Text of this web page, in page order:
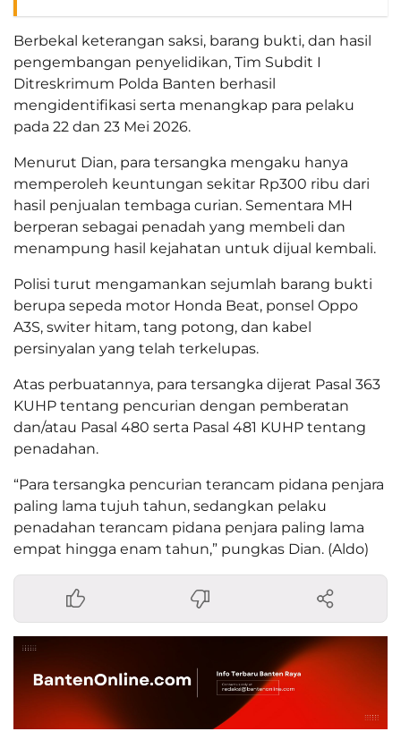
Berbekal keterangan saksi, barang bukti, dan hasil
pengembangan penyelidikan, Tim Subdit I
Ditreskrimum Polda Banten berhasil
mengidentifikasi serta menangkap para pelaku
pada 22 dan 23 Mei 2026.
Menurut Dian, para tersangka mengaku hanya
memperoleh keuntungan sekitar Rp300 ribu dari
hasil penjualan tembaga curian. Sementara MH
berperan sebagai penadah yang membeli dan
menampung hasil kejahatan untuk dijual kembali.
Polisi turut mengamankan sejumlah barang bukti
berupa sepeda motor Honda Beat, ponsel Oppo
A3S, switer hitam, tang potong, dan kabel
persinyalan yang telah terkelupas.
Atas perbuatannya, para tersangka dijerat Pasal 363
KUHP tentang pencurian dengan pemberatan
dan/atau Pasal 480 serta Pasal 481 KUHP tentang
penadahan.
“Para tersangka pencurian terancam pidana penjara
paling lama tujuh tahun, sedangkan pelaku
penadahan terancam pidana penjara paling lama
empat hingga enam tahun,” pungkas Dian. (Aldo)